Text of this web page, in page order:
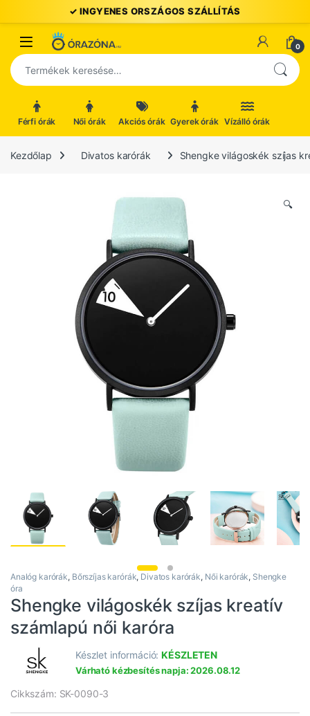
Ugrás a navigációhoz
Ugrás a tartalomhoz
Open 0
Keresés a következőre:
Férfi órák Női órák Akciós órák Gyerek órák Vízálló órák
Kezdőlap Divatos karórák Shengke világoskék szíjas
🔍
Analóg karórák, Bőrszíjas karórák, Divatos karórák, Női karórák, Shengke
óra
Shengke világoskék szíjas kreatív
számlapú női karóra
Készlet információ:KÉSZLETEN
Várható kézbesítés napja: 2026.08.12
Cikkszám: SK-0090-3